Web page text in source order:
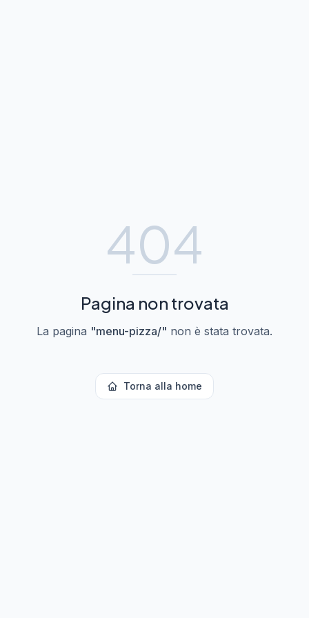
404
Pagina non trovata
La pagina "menu-pizza/" non è stata trovata.
Torna alla home